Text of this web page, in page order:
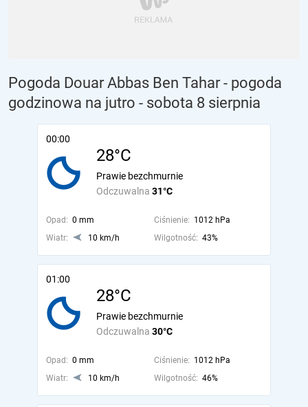
Pogoda Douar Abbas Ben Tahar - pogoda
godzinowa na jutro - sobota 8 sierpnia
00:00
28°C
Odczuwalna 31°C
Prawie bezchmurnie
Opad: 0 mm Ciśnienie: 1012 hPa
Wiatr:
10 km/h Wilgotność: 43%
01:00
28°C
Odczuwalna 30°C
Prawie bezchmurnie
Opad: 0 mm Ciśnienie: 1012 hPa
Wiatr:
10 km/h Wilgotność: 46%